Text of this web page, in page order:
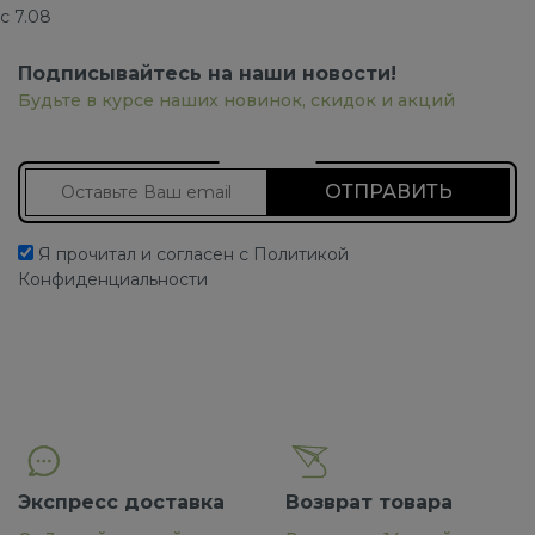
с 7.08
Подписывайтесь на наши новости!
Будьте в курсе наших новинок, скидок и акций
Я прочитал и согласен с Политикой
Конфиденциальности
Экспресс доставка Возврат товара